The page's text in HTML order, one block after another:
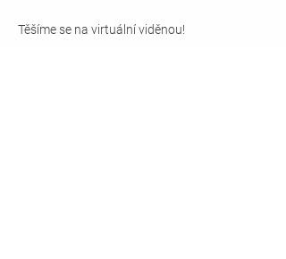
Těšíme se na virtuální viděnou!